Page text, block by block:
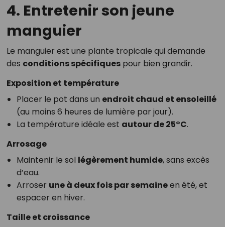
4. Entretenir son jeune
manguier
Le manguier est une plante tropicale qui demande
des conditions spécifiquespour bien grandir.
Exposition et température
Placer le pot dans un endroit chaud et ensoleillé
(au moins 6 heures de lumière par jour).
La température idéale est autour de 25°C.
Arrosage
Maintenir le sol légèrement humide, sans excès
d’eau.
Arroser une à deux fois par semaineen été, et
espacer en hiver.
Taille et croissance